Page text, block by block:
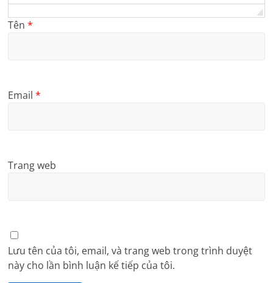
Tên*
Email*
Trang web
Lưu tên của tôi, email, và trang web trong trình duyệt
này cho lần bình luận kế tiếp của tôi.